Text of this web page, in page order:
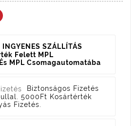
INGYENES SZÁLLÍTÁS
Felett MPL
MPL Csomagautomatába
Biztonságos Fizetés
5000Ft Kosártérték
Fizetés.